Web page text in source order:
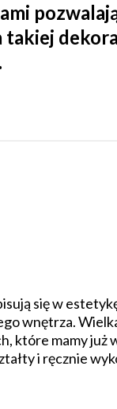
się w
wnętrza.
które mamy
i ręcznie